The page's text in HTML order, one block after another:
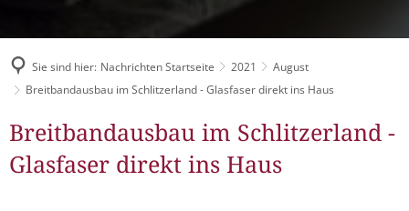
Konzertsaal LMAH
Schlitzer Geschichten
Sie sind hier: Nachrichten Startseite 2021
August
Breitbandausbau im Schlitzerland - Glasfaser direkt ins Haus
Breitbandausbau im Schlitzerland -
Glasfaser direkt ins Haus